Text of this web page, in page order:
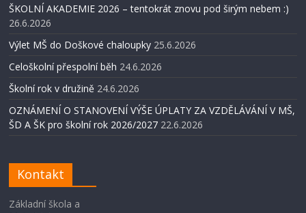
ŠKOLNÍ AKADEMIE 2026 – tentokrát znovu pod širým nebem :)
26.6.2026
Výlet MŠ do Doškové chaloupky 25.6.2026
Celoškolní přespolní běh 24.6.2026
Školní rok v družině 24.6.2026
OZNÁMENÍ O STANOVENÍ VÝŠE ÚPLATY ZA VZDĚLÁVÁNÍ V MŠ,
ŠD A ŠK pro školní rok 2026/2027 22.6.2026
Kontakt
Základní škola a